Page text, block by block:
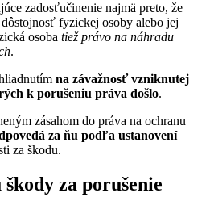
zadosťučinenie najmä preto, že
fyzickej osoby alebo jej
osoba tiež právo na náhradu
.
na závažnosť vzniknutej
k porušeniu práva došlo.
zásahom do práva na ochranu
za ňu podľa ustanovení
za škodu.
za porušenie